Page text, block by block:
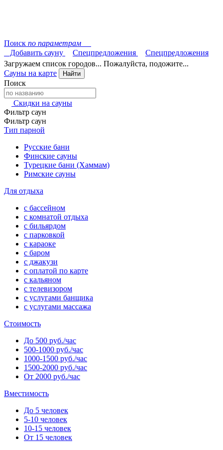
Поиск по параметрам
Добавить сауну
Спецпредложения
Спецпредложения
Загружаем список городов... Пожалуйста, подожите...
Сауны на карте
Найти
Поиск
Скидки на сауны
Фильтр саун
Фильтр саун
Тип парной
Русские бани
Финские сауны
Турецкие бани (Хаммам)
Римские сауны
Для отдыха
с бассейном
с комнатой отдыха
с бильярдом
с парковкой
с караоке
с баром
с джакузи
с оплатой по карте
с кальяном
с телевизором
с услугами банщика
с услугами массажа
Стоимость
До 500 руб./час
500-1000 руб./час
1000-1500 руб./час
1500-2000 руб./час
От 2000 руб./час
Вместимость
До 5 человек
5-10 человек
10-15 человек
От 15 человек